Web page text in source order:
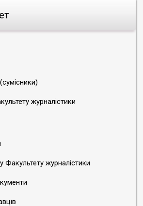
журналістики
Факультету журналістики